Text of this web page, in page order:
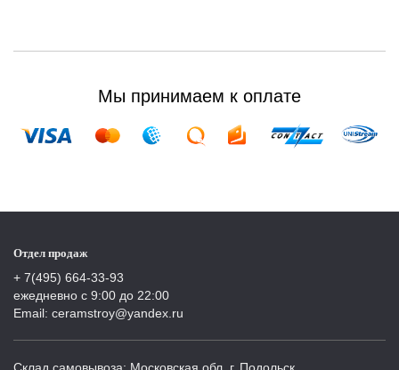
Мы принимаем к оплате
Отдел продаж
+ 7(495) 664-33-93
ежедневно с 9:00 до 22:00
Email: ceramstroy@yandex.ru